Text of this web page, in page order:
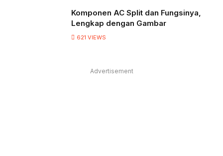
Komponen AC Split dan Fungsinya,
Lengkap dengan Gambar
621 VIEWS
Advertisement